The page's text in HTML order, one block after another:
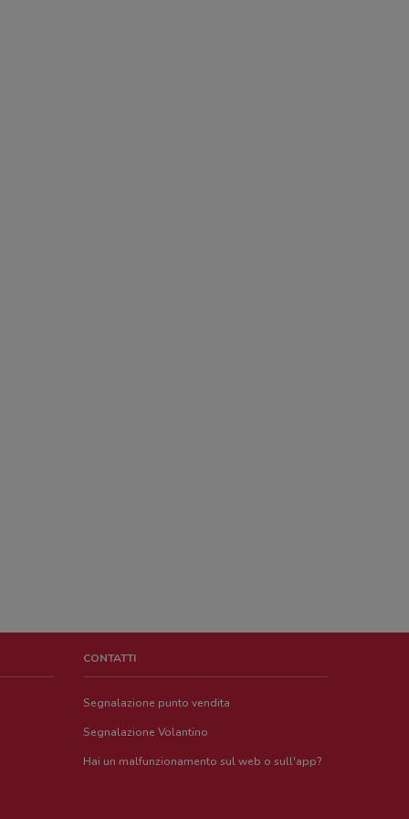
CONTATTI
Segnalazione punto vendita
Segnalazione Volantino
Hai un malfunzionamento sul web o sull'app?